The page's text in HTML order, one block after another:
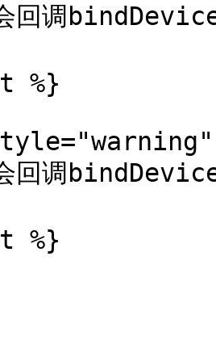
回调
%}
会回调